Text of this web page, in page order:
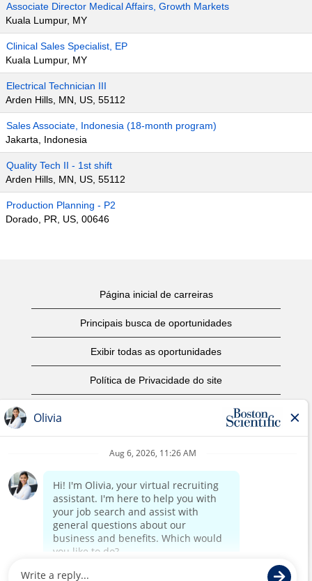
Associate Director Medical Affairs, Growth Markets
Kuala Lumpur, MY
Clinical Sales Specialist, EP
Kuala Lumpur, MY
Electrical Technician III
Arden Hills, MN, US, 55112
Sales Associate, Indonesia (18-month program)
Jakarta, Indonesia
Quality Tech II - 1st shift
Arden Hills, MN, US, 55112
Production Planning - P2
Dorado, PR, US, 00646
Página inicial de carreiras
Principais busca de oportunidades
Exibir todas as oportunidades
Política de Privacidade do site
Aviso de Direitos Autorais
Página corporativa